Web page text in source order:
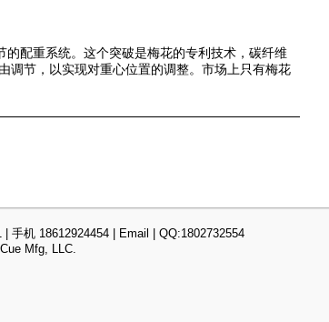
配重系统。这个突破是梅花的专利技术，碳纤维
调节，以实现对重心位置的调整。市场上只有梅花
| 手机 18612924454 | Email
| QQ:1802732554
Mfg, LLC.